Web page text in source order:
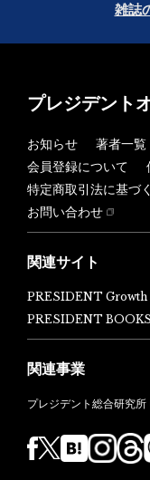
雑誌
プレジデント
お知らせ 著者一覧
会員登録について
特定商取引法に基づ
お問い合わせ
関連サイト
PRESIDENT Growth
PRESIDENT BOOKS
関連事業
プレジデント総合研究所